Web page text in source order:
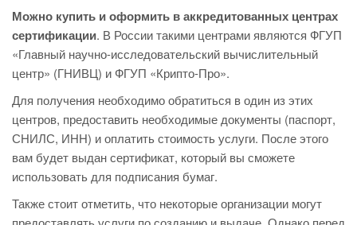
Можно купить и оформить в аккредитованных центрах
сертификации. В России такими центрами являются ФГУП
«Главный научно-исследовательский вычислительный
центр» (ГНИВЦ) и ФГУП «Крипто-Про».
Для получения необходимо обратиться в один из этих
центров, предоставить необходимые документы (паспорт,
СНИЛС, ИНН) и оплатить стоимость услуги. После этого
вам будет выдан сертификат, который вы сможете
использовать для подписания бумаг.
Также стоит отметить, что некоторые организации могут